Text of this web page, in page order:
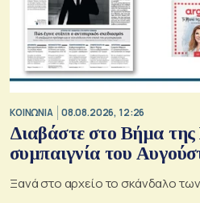
ΚΟΙΝΩΝΙΑ 08.08.2026, 12:26
Διαβάστε στο Βήμα
συμπαιγνία του
Ξανά στο αρχείο το σκάνδαλο